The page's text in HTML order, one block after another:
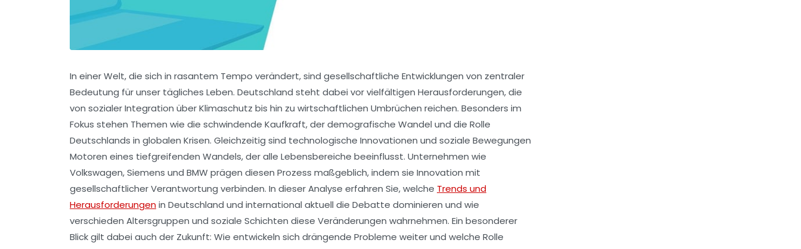
In einer Welt, die sich in rasantem Tempo verändert, sind gesellschaftliche Entwicklungen von zentraler
Bedeutung für unser tägliches Leben. Deutschland steht dabei vor vielfältigen Herausforderungen, die
von sozialer Integration über Klimaschutz bis hin zu wirtschaftlichen Umbrüchen reichen. Besonders im
Fokus stehen Themen wie die schwindende Kaufkraft, der demografische Wandel und die Rolle
Deutschlands in globalen Krisen. Gleichzeitig sind technologische Innovationen und soziale Bewegungen
Motoren eines tiefgreifenden Wandels, der alle Lebensbereiche beeinflusst. Unternehmen wie
Volkswagen, Siemens und BMW prägen diesen Prozess maßgeblich, indem sie Innovation mit
gesellschaftlicher Verantwortung verbinden. In dieser Analyse erfahren Sie, welche Trends und
Herausforderungenin Deutschland und international aktuell die Debatte dominieren und wie
verschieden Altersgruppen und soziale Schichten diese Veränderungen wahrnehmen. Ein besonderer
Blick gilt dabei auch der Zukunft: Wie entwickeln sich drängende Probleme weiter und welche Rolle